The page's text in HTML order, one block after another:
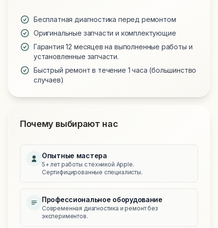
Бесплатная диагностика перед ремонтом
Оригинальные запчасти и комплектующие
Гарантия 12 месяцев на выполненные работы и
установленные запчасти.
Быстрый ремонт в течение 1 часа (большинство
случаев)
Почему выбирают нас
Опытные мастера
5+ лет работы с техникой Apple.
Сертифицированные специалисты.
Профессиональное оборудование
Современная диагностика и ремонт без
экспериментов.